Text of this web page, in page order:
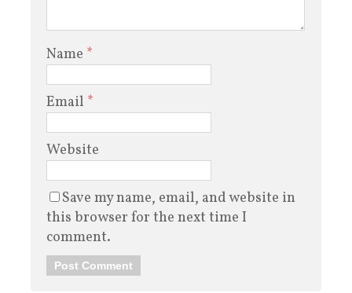
Name *
Email *
Website
Save my name, email, and website in
this browser for the next time I
comment.